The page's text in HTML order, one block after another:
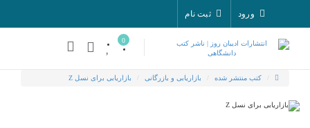
ورود ثبت نام
0
کتب منتشر شده بازاریابی و بازرگانی بازاریابی برای نسل Z